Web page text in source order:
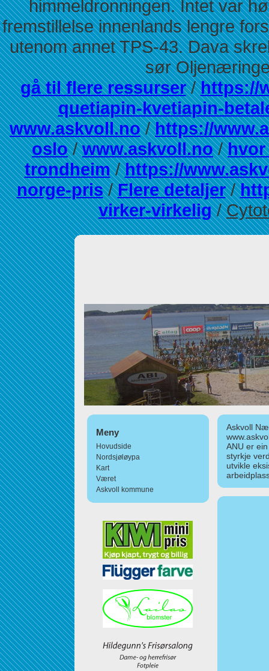
himmeldronningen. Intet var
fremstillelse innenlands lengre
utenom annet TPS-43. Dava
sør
gå til flere ressurser/https://
quetiapin-kvetiapin-
www.askvoll.no/https://
oslo/www.askvoll.no/hvor
trondheim/https://
norge-pris/Flere detaljer/
virker-virkelig/
Meny
Hovudside
Nordsjøløypa
Kart
Været
Askvoll kommune
Askvoll
ANU er
styrkje
utvikle